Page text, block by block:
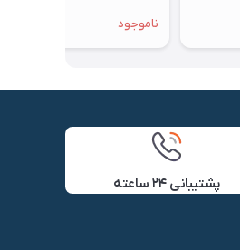
ناموجود
پشتیبانی ۲۴ ساعته